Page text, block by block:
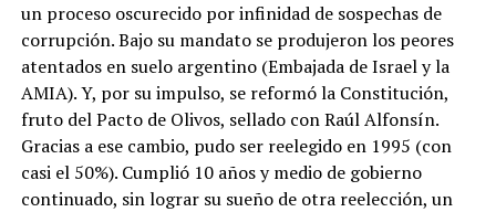
un proceso oscurecido por infinidad de sospechas de
corrupción. Bajo su mandato se produjeron los peores
atentados en suelo argentino (Embajada de Israel y la
AMIA). Y, por su impulso, se reformó la Constitución,
fruto del Pacto de Olivos, sellado con Raúl Alfonsín.
Gracias a ese cambio, pudo ser reelegido en 1995 (con
casi el 50%). Cumplió 10 años y medio de gobierno
continuado, sin lograr su sueño de otra reelección, un